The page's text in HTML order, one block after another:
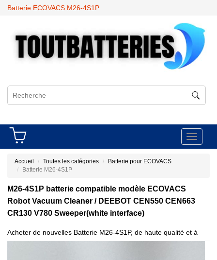
Batterie ECOVACS M26-4S1P
Toggle
Accueil Toutes les catégories
Batterie pour ECOVACS
Batterie M26-4S1P
M26-4S1P batterie compatible modèle ECOVACS
Robot Vacuum Cleaner / DEEBOT CEN550 CEN663
CR130 V780 Sweeper(white interface)
Acheter de nouvelles Batterie M26-4S1P, de haute qualité et à